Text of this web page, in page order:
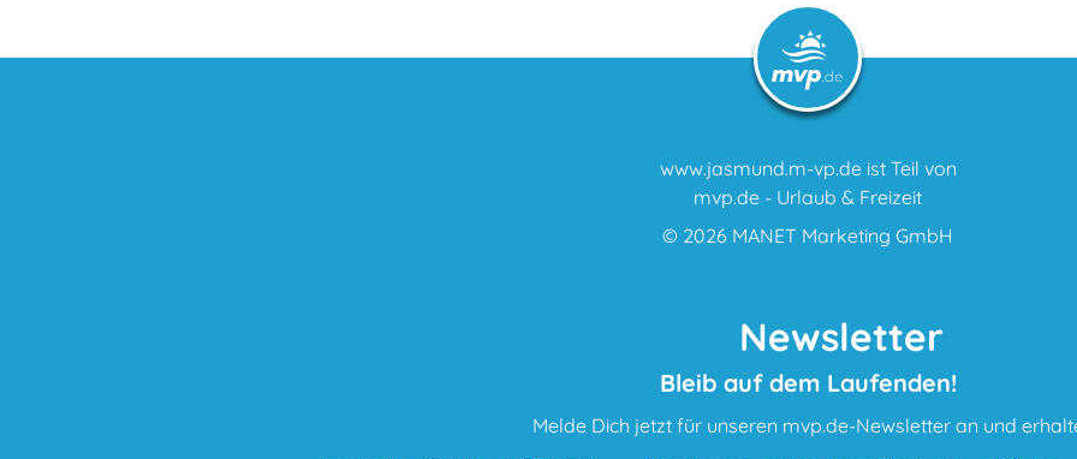
www.jasmund.m-vp.de ist Teil von
mvp.de - Urlaub & Freizeit
© 2026 MANET Marketing GmbH
Newsletter
Bleib auf dem Laufenden!
Melde Dich jetzt für unseren mvp.de-Newsletter an und